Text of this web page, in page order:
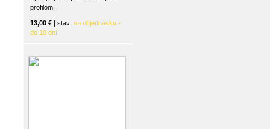
profilom.
13,00 € | stav: na objednávku -
do 10 dní